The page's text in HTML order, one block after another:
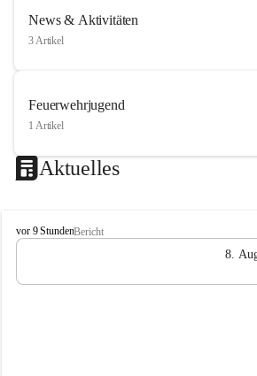
News & Aktivitäten
3 Artikel
Feuerwehrjugend
1 Artikel
Aktuelles
F
e
e
vor 9 StundenBericht
8.